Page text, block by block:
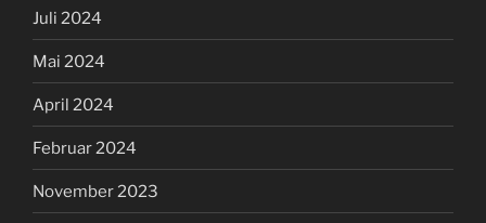
Juli 2024
Mai 2024
April 2024
Februar 2024
November 2023